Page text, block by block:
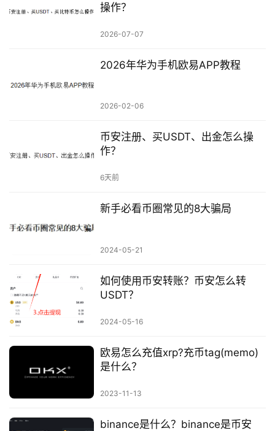
操作？
2026-07-07
2026年华为手机欧易APP教程
2026-02-06
币安注册、买USDT、出金怎么操
作？
6天前
新手必看币圈常见的8大骗局
2024-05-21
如何使用币安转账？币安怎么转
USDT？
2024-05-16
欧易怎么充值xrp?充币tag(memo)
是什么？
2023-11-13
binance是什么？binance是币安